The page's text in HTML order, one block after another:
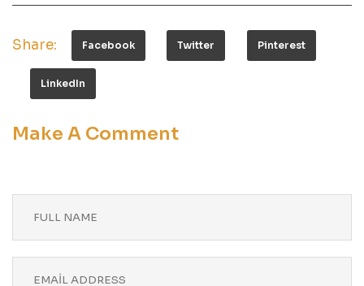
Share: Facebook Twitter Pinterest
LinkedIn
Make A Comment